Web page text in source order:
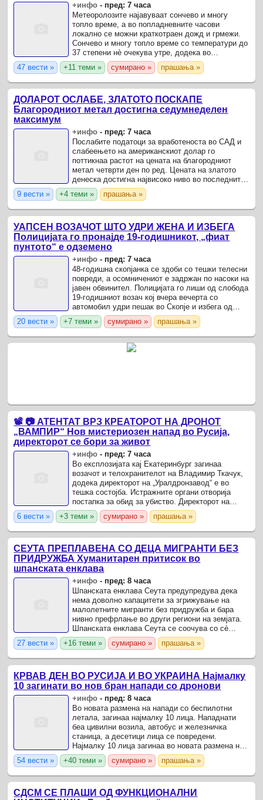
+инфо - пред: 7 часа
Метеоролозите најавуваат сончево и многу
топло време, а во попладневните часови
локално се можни краткотраен дожд и грмежи.
Сончево и многу топло време со температури до
37 степени нè очекува утре, додека во
попладневните часови во делови од земјава ќе
има услови за краткотраен ...
47 вести » +11 теми » сумирано » прашања »
ДОЛАРОТ ОСЛАБЕ, ЗЛАТОТО ПОСКАПЕ
Благородниот метал достигна седумнеделен
максимум
+инфо - пред: 7 часа
Послабите податоци за вработеноста во САД и
слабеењето на американскиот долар го
поттикнаа растот на цената на благородниот
метал четврти ден по ред. Цената на златото
денеска достигна највисоко ниво во последните
седум недели, поттикната од послабите од
очекуваните податоци за ...
9 вести » +4 теми » прашања »
УАПСЕН ВОЗАЧОТ ШТО УДРИ ЖЕНА И ИЗБЕГА
Полицијата го пронајде 19-годишникот, „фиат
пунтото“ е одземено
+инфо - пред: 7 часа
48-годишна скопјанка се здоби со тешки телесни
повреди, а осомничениот е задржан по насоки на
јавен обвинител. Полицијата го лиши од слобода
19-годишниот возач кој вчера вечерта со
автомобил удри пешак во Скопје и избега од
местото на сообраќајната несреќа.
20 вести » +7 теми » сумирано » прашања »
📽️ 📷 АТЕНТАТ ВРЗ КРЕАТОРОТ НА ДРОНОТ
„ВАМПИР“ Нов мистериозен напад во Русија,
директорот се бори за живот
+инфо - пред: 7 часа
Во експлозијата кај Екатеринбург загинаа
возачот и телохранителот на Владимир Ткачук,
додека директорот на „Уралдронзавод“ е во
тешка состојба. Истражните органи отворија
постапка за обид за убиство. Директорот на
компанијата „Уралдронзавод“, Владимир Ткачук,
производител на ...
6 вести » +3 теми » сумирано » прашања »
СЕУТА ПРЕПЛАВЕНА СО ДЕЦА МИГРАНТИ БЕЗ
ПРИДРУЖБА Хуманитарен притисок во
шпанската енклава
+инфо - пред: 8 часа
Шпанската енклава Сеута предупредува дека
нема доволно капацитети за згрижување на
малолетните мигранти без придружба и бара
нивно префрлање во други региони на земјата.
Шпанската енклава Сеута се соочува со сè
поголем хуманитарен притисок поради
зголемениот број деца мигранти ...
27 вести » +16 теми » сумирано » прашања »
КРВАВ ДЕН ВО РУСИЈА И ВО УКРАИНА Најмалку
10 загинати во нов бран напади со дронови
+инфо - пред: 8 часа
Во новата размена на напади со беспилотни
летала, загинаа најмалку 10 лица. Нападнати
беа цивилни возила, автобус и железничка
станица, а десетици лица се повредени.
Најмалку 10 лица загинаа во новата размена на
руски и украински напади со беспилотни летала.
54 вести » +40 теми » сумирано » прашања »
СДСМ СЕ ПЛАШИ ОД ФУНКЦИОНАЛНИ